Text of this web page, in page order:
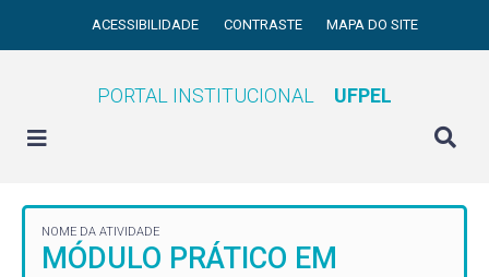
ACESSIBILIDADE CONTRASTE MAPA DO SITE
PORTAL INSTITUCIONAL UFPEL
NOME DA ATIVIDADE
MÓDULO PRÁTICO EM